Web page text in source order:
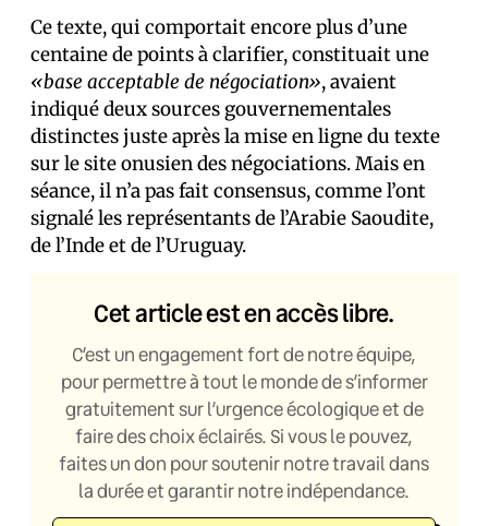
Ce texte, qui comportait encore plus d’une
centaine de points à clarifier, constituait une
«base acceptable de négociation», avaient
indiqué deux sources gouvernementales
distinctes juste après la mise en ligne du texte
sur le site onusien des négociations. Mais en
séance, il n’a pas fait consensus, comme l’ont
signalé les représentants de l’Arabie Saoudite,
de l’Inde et de l’Uruguay.
Cet article est en accès libre.
C’est un engagement fort de notre équipe,
pour permettre à tout le monde de s’informer
gratuitement sur l’urgence écologique et de
faire des choix éclairés. Si vous le pouvez,
faites un don pour soutenir notre travail dans
la durée et garantir notre indépendance.